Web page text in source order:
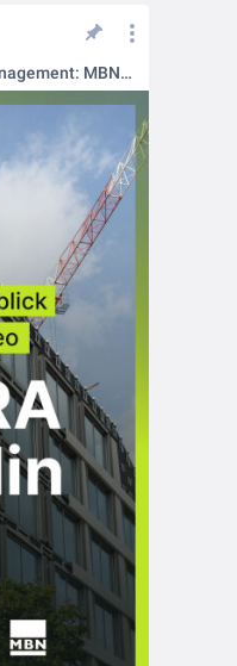
Digitalisierung im Baumanagement: MBN Berlin